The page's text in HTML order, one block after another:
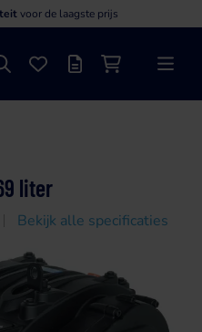
voor de laagste prijs
ZoekenFavorieten
OffertelijstWinkelwagen
Menu
liter
Bekijk alle specificaties